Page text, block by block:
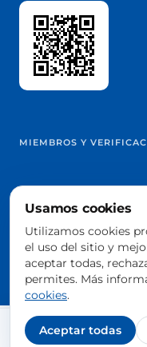
MIEMBROS Y
@2026 Trowelapp
Aviso legalTérminos y
Configurar cookies
Hecho con ❤️ desde
Usamos cookies
Utilizamos cookies
el uso del sitio y
aceptar todas,
permites. Más
cookies.
Aceptar todas